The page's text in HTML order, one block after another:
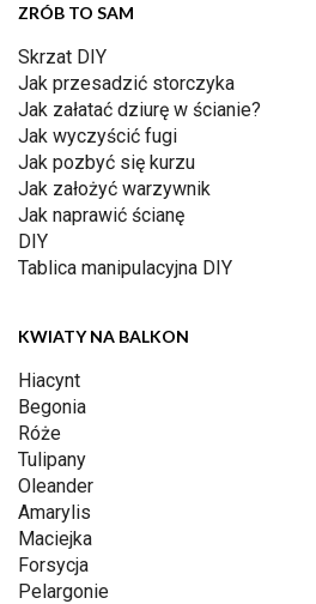
ZRÓB TO SAM
Skrzat DIY
Jak przesadzić storczyka
Jak załatać dziurę w ścianie?
Jak wyczyścić fugi
Jak pozbyć się kurzu
Jak założyć warzywnik
Jak naprawić ścianę
DIY
Tablica manipulacyjna DIY
KWIATY NA BALKON
Hiacynt
Begonia
Róże
Tulipany
Oleander
Amarylis
Maciejka
Forsycja
Pelargonie